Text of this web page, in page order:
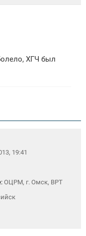
ХГЧ был
19:41
ОЦРМ, г. Омск, ВРТ